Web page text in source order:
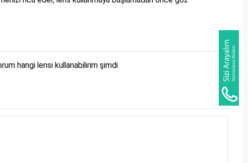
hangi lensi kullanabilirim şimdi